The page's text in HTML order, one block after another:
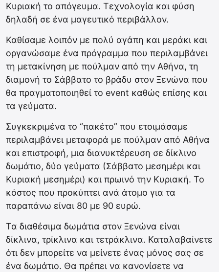
Κυριακή το απόγευμα. Τεχνολογία και φύση
δηλαδή σε ένα μαγευτικό περιβάλλον.
Καθίσαμε λοιπόν με πολύ αγάπη και μεράκι και
οργανώσαμε ένα πρόγραμμα που περιλαμβάνει
τη μετακίνηση με πούλμαν από την Αθήνα, τη
διαμονή το Σάββατο το βράδυ στον Ξενώνα που
θα πραγματοποιηθεί το event καθώς επίσης και
τα γεύματα.
Συγκεκριμένα το “πακέτο” που ετοιμάσαμε
περιλαμβάνει μεταφορά με πούλμαν από Αθήνα
και επιστροφή, μια διανυκτέρευση σε δίκλινο
δωμάτιο, δύο γεύματα (Σάββατο μεσημέρι και
Κυριακή μεσημέρι) και πρωινό την Κυριακή. Το
κόστος που προκύπτει ανά άτομο για τα
παραπάνω είναι 80 με 90 ευρώ.
Τα διαθέσιμα δωμάτια στον Ξενώνα είναι
δίκλινα, τρίκλινα και τετράκλινα. Καταλαβαίνετε
ότι δεν μπορείτε να μείνετε ένας μόνος σας σε
ένα δωμάτιο. Θα πρέπει να κανονίσετε να